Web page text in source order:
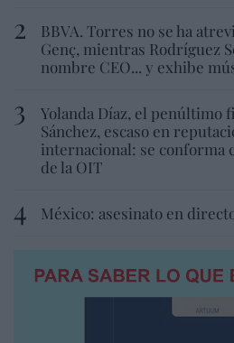
BBVA. Torres no se ha
Genç, mientras Rodríguez
nombre CEO... y exhibe
Yolanda Díaz, el penúltimo
Sánchez, escaso en
internacional: se conforma
de la OIT
México: asesinato en